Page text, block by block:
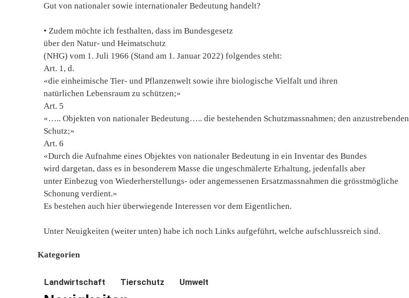
Gut von nationaler sowie internationaler Bedeutung handelt?
• Zudem möchte ich festhalten, dass im Bundesgesetz
über den Natur- und Heimatschutz
(NHG) vom 1. Juli 1966 (Stand am 1. Januar 2022) folgendes steht:
Art. 1, d.
«die einheimische Tier- und Pflanzenwelt sowie ihre biologische Vielfalt und ihren
natürlichen Lebensraum zu schützen;»
Art. 5
«….. Objekten von nationaler Bedeutung….. die bestehenden Schutzmassnahmen; den anzustrebenden
Schutz;»
Art. 6
«Durch die Aufnahme eines Objektes von nationaler Bedeutung in ein Inventar des Bundes
wird dargetan, dass es in besonderem Masse die ungeschmälerte Erhaltung, jedenfalls aber
unter Einbezug von Wiederherstellungs- oder angemessenen Ersatzmassnahmen die grösstmögliche
Schonung verdient.»
Es bestehen auch hier überwiegende Interessen vor dem Eigentlichen.
Unter Neuigkeiten (weiter unten) habe ich noch Links aufgeführt, welche aufschlussreich sind.
Kategorien
Landwirtschaft Tierschutz Umwelt